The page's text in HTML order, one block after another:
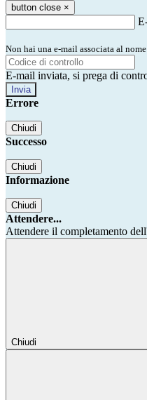
button close ×
Non hai una e-mail associata al
E-mail inviata, si prega di
Errore
Chiudi
Successo
Chiudi
Informazione
Chiudi
Attendere...
Attendere il completamento
Chiudi